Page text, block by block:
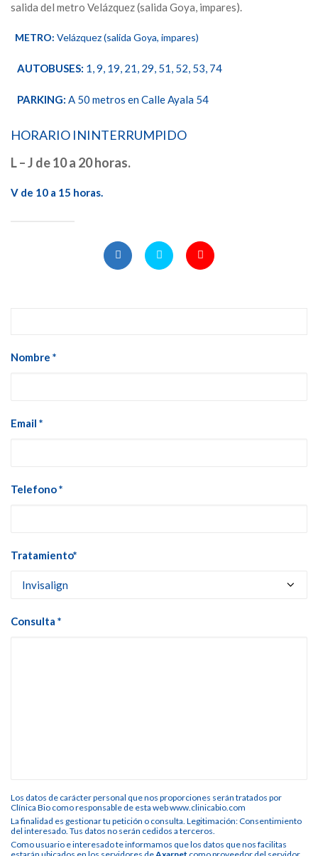
salida del metro Velázquez (salida Goya, impares).
METRO: Velázquez (salida Goya, impares)
AUTOBUSES: 1, 9, 19, 21, 29, 51, 52, 53, 74
PARKING: A 50 metros en Calle Ayala 54
HORARIO ININTERRUMPIDO
L – J de 10 a 20 horas.
V de 10 a 15 horas.
Nombre *
Email *
Telefono *
Tratamiento*
Consulta *
Los datos de carácter personal que nos proporciones serán tratados por
Clínica Bio como responsable de esta web www.clinicabio.com
La finalidad es gestionar tu petición o consulta. Legitimación: Consentimiento
del interesado. Tus datos no serán cedidos a terceros.
Como usuario e interesado te informamos que los datos que nos facilitas